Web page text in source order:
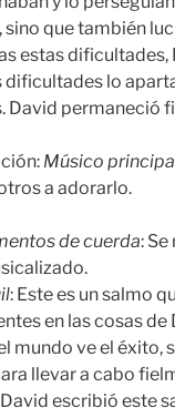
sino que también
estas
dificultades lo
David permaneció
Músico
a adorarlo.
de cuerda:
: Este es un salmo
en las cosas
mundo ve el éxito,
llevar a cabo
David escribió este